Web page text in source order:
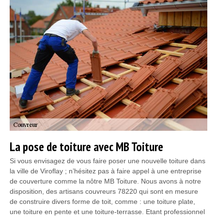
La pose de toiture avec MB Toiture
Si vous envisagez de vous faire poser une nouvelle toiture dans
la ville de Viroflay ; n’hésitez pas à faire appel à une entreprise
de couverture comme la nôtre MB Toiture. Nous avons à notre
disposition, des artisans couvreurs 78220 qui sont en mesure
de construire divers forme de toit, comme : une toiture plate,
une toiture en pente et une toiture-terrasse. Etant professionnel